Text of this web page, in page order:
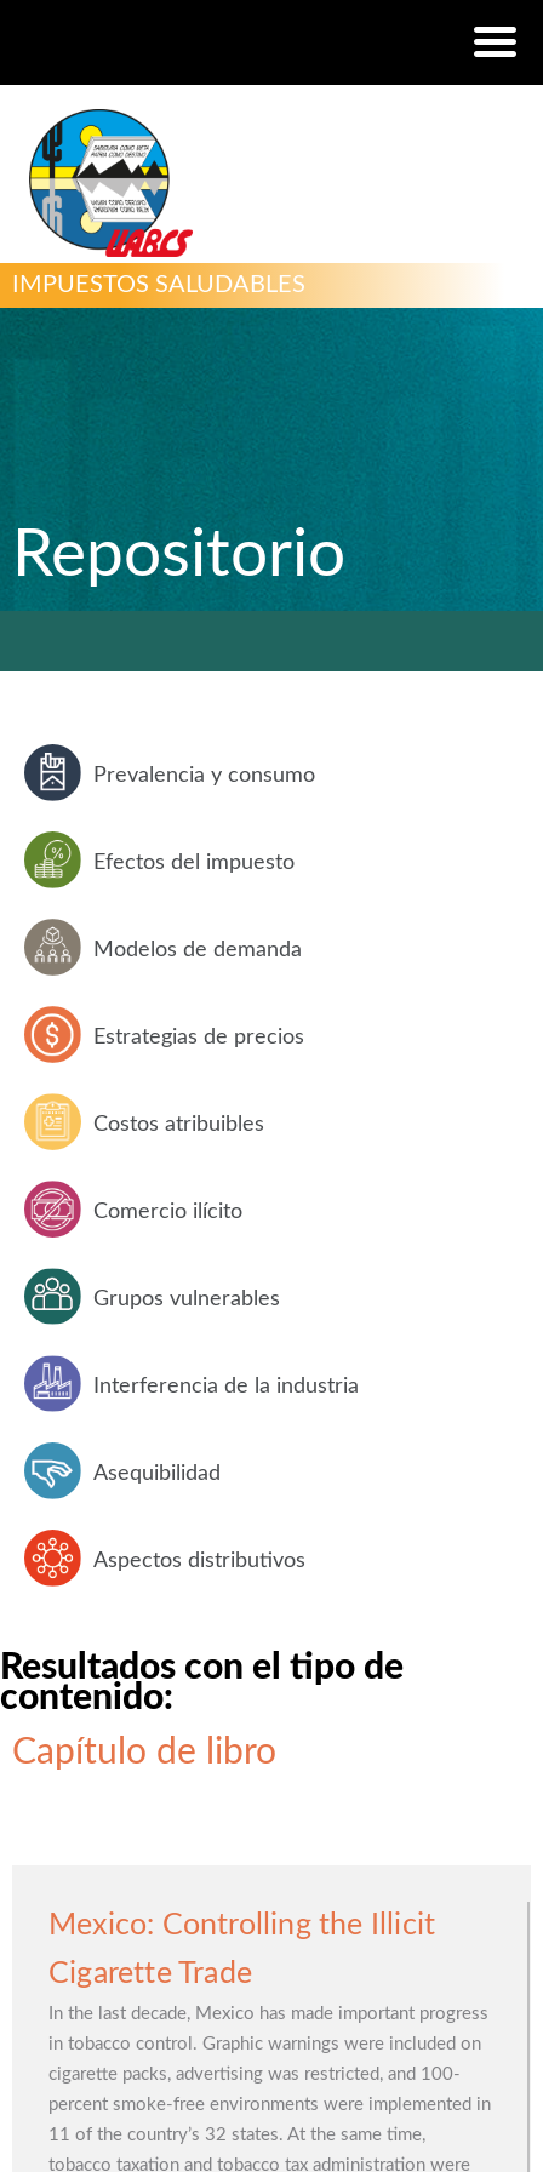
IMPUESTOS SALUDABLES
Repositorio
Prevalencia y consumo
Efectos del impuesto
Modelos de demanda
Estrategias de precios
Costos atribuibles
Comercio ilícito
Grupos vulnerables
Interferencia de la industria
Asequibilidad
Aspectos distributivos
Resultados con el tipo de
contenido:
Capítulo de libro
Mexico: Controlling the Illicit
Cigarette Trade
In the last decade, Mexico has made important progress
in tobacco control. Graphic warnings were included on
cigarette packs, advertising was restricted, and 100-
percent smoke-free environments were implemented in
11 of the country’s 32 states. At the same time,
tobacco taxation and tobacco tax administration were